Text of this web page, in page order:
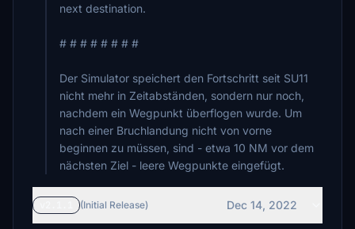
next destination.
# # # # # # # #
Der Simulator speichert den Fortschritt seit SU11
nicht mehr in Zeitabständen, sondern nur noch,
nachdem ein Wegpunkt überflogen wurde. Um
nach einer Bruchlandung nicht von vorne
beginnen zu müssen, sind - etwa 10 NM vor dem
nächsten Ziel - leere Wegpunkte eingefügt.
(Initial Release) Dec 14, 2022